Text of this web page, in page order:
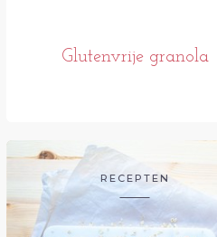
Glutenvrije granola
RECEPTEN